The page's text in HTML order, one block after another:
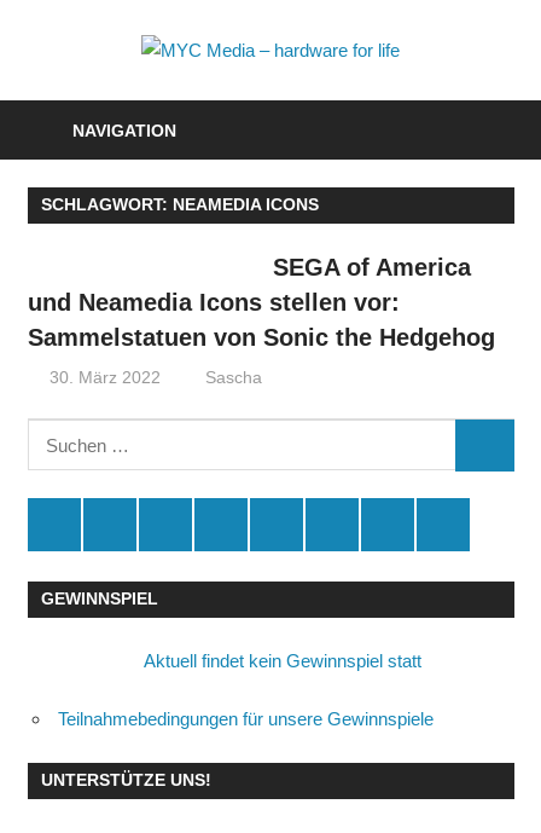
Media
–
for
life
NAVIGATION
SCHLAGWORT: NEAMEDIA ICONS
SEGA of America
und Neamedia Icons stellen vor:
Sammelstatuen von Sonic the Hedgehog
30. März 2022 Sascha
Suchen
nach:
GEWINNSPIEL
Aktuell findet kein Gewinnspiel statt
Teilnahmebedingungen für unsere Gewinnspiele
UNTERSTÜTZE UNS!